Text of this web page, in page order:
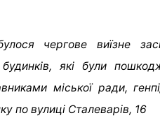
чергове виїзне
будинків, які були
міської ради,
по вулиці Сталеварів, 16